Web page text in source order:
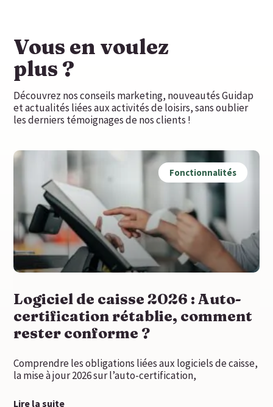
Vous en voulez
plus ?
Découvrez nos conseils marketing, nouveautés Guidap
et actualités liées aux activités de loisirs, sans oublier
les derniers témoignages de nos clients !
Fonctionnalités
Logiciel de caisse 2026 : Auto-
certification rétablie, comment
rester conforme ?
Comprendre les obligations liées aux logiciels de caisse,
la mise à jour 2026 sur l’auto-certification,
Lire la suite